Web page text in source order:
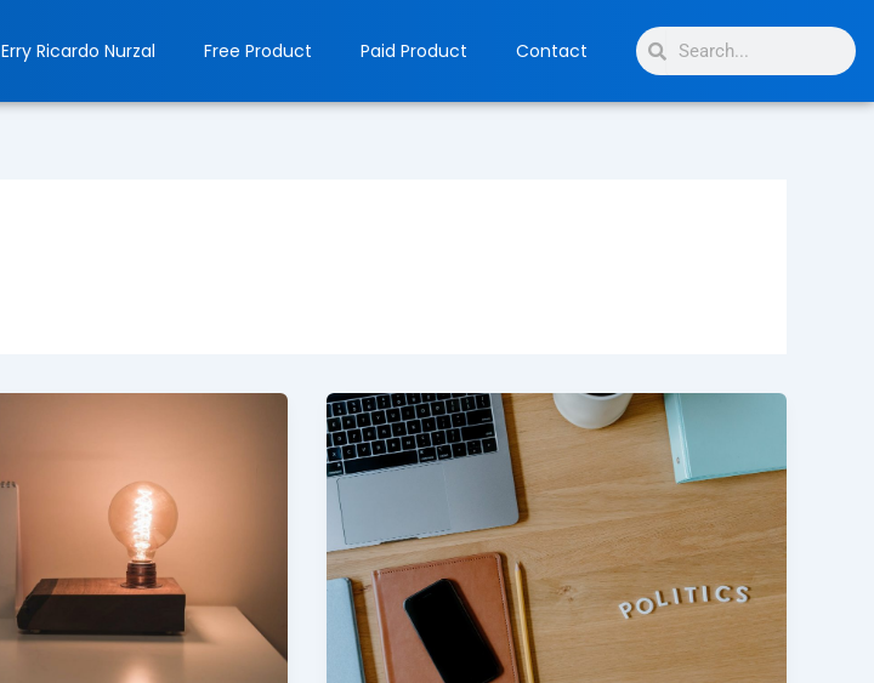
Erry Ricardo Nurzal Free Product Paid Product Contact
SearchSearch